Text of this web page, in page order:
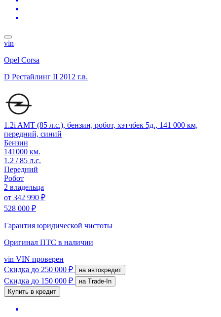
vin
Opel Corsa
D Рестайлинг II 2012 г.в.
1.2i AMT (85 л.с.), бензин, робот, хэтчбек 5д., 141 000 км,
передний, синий
Бензин
141000 км.
1.2 / 85 л.с.
Передний
Робот
2 владельца
от 342 990 ₽
528 000 ₽
Гарантия юридической чистоты
Оригинал ПТС в наличии
vin VIN проверен
Скидка до 250 000 ₽ на автокредит
Скидка до 150 000 ₽
на Trade-In
Купить в кредит